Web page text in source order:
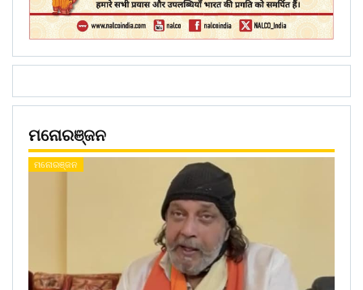
ମନୋରଞ୍ଜନ
ମନୋରଞ୍ଜନ